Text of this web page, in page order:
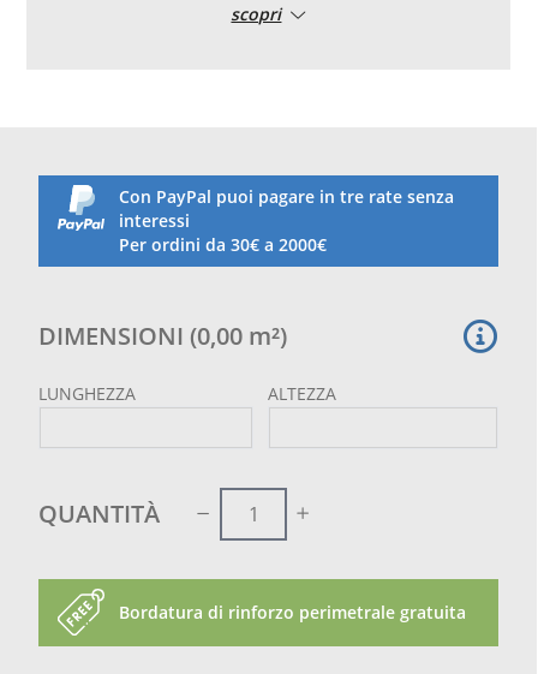
resistenza agli agenti atmosferici. Di colore verde
Adatta anche come rete da recinzione campi da
padel
Nel prezzo è comprensivo il taglio su misura e la
scopri
Con PayPal puoi pagare in tre rate senza
interessi
Per ordini da 30€ a 2000€
DIMENSIONI (0,00 m²)
LUNGHEZZA ALTEZZA
QUANTITÀ
Bordatura di rinforzo perimetrale gratuita